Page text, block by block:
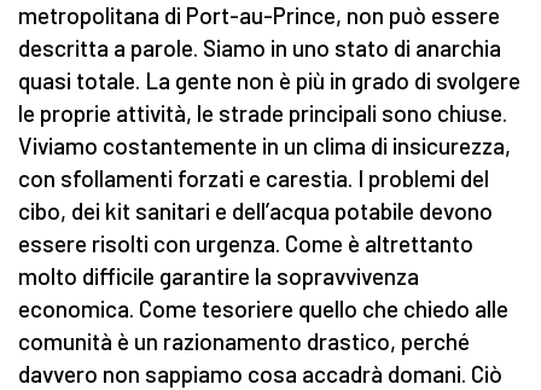
metropolitana di Port-au-Prince, non può essere
descritta a parole. Siamo in uno stato di anarchia
quasi totale. La gente non è più in grado di svolgere
le proprie attività, le strade principali sono chiuse.
Viviamo costantemente in un clima di insicurezza,
con sfollamenti forzati e carestia. I problemi del
cibo, dei kit sanitari e dell’acqua potabile devono
essere risolti con urgenza. Come è altrettanto
molto difficile garantire la sopravvivenza
economica. Come tesoriere quello che chiedo alle
comunità è un razionamento drastico, perché
davvero non sappiamo cosa accadrà domani. Ciò